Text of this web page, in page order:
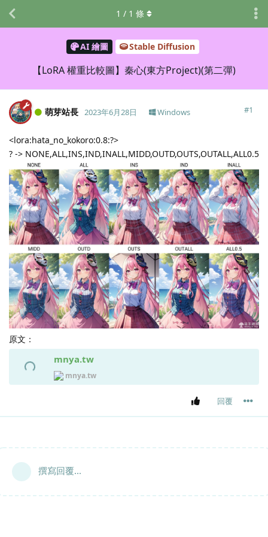
AI 繪圖 Stable Diffusion
【LoRA 權重比較圖】秦心(東方Project)(第二彈)
1 / 1 條
萌芽站長 2023年6月28日 #1
Windows
<lora:hata_no_kokoro:0.8:?>
? -> NONE,ALL,INS,IND,INALL,MIDD,OUTD,OUTS,OUTALL,ALL0.5
原文：
mnya.tw
mnya.tw
回覆
撰寫回覆...